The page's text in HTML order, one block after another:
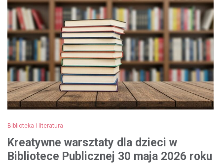
Biblioteka i literatura
Kreatywne warsztaty dla dzieci w
Bibliotece Publicznej 30 maja 2026 roku